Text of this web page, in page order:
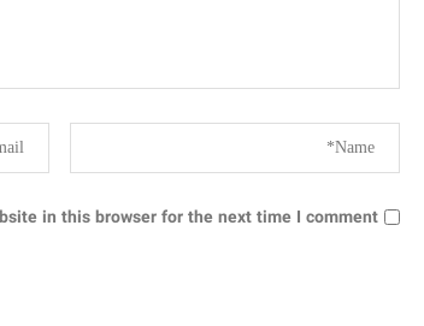
in this browser for the next time I comment.